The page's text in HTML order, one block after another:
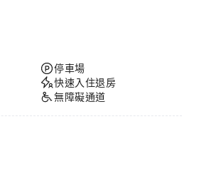
停車場
快速入住退房
無障礙通道